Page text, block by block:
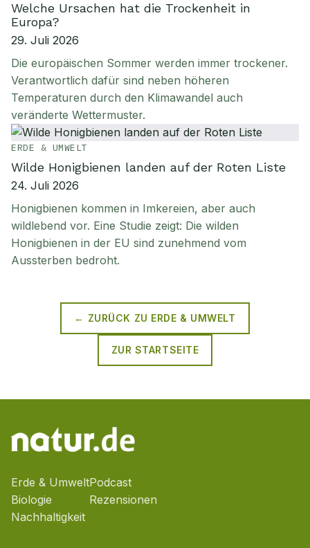
Welche Ursachen hat die Trockenheit in
Europa?
29. Juli 2026
Die europäischen Sommer werden immer trockener.
Verantwortlich dafür sind neben höheren
Temperaturen durch den Klimawandel auch
veränderte Wettermuster.
ERDE & UMWELT
Wilde Honigbienen landen auf der Roten Liste
24. Juli 2026
Honigbienen kommen in Imkereien, aber auch
wildlebend vor. Eine Studie zeigt: Die wilden
Honigbienen in der EU sind zunehmend vom
Aussterben bedroht.
← ZURÜCK ZU ERDE & UMWELT
ZUR STARTSEITE
Erde & Umwelt
Biologie
Nachhaltigkeit
Podcast
Rezensionen